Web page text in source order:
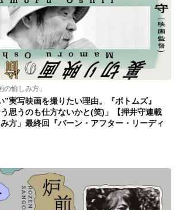
愉しみ方」
”実写映画を撮りたい理由。『ボトムズ』
思うのも仕方ないかと(笑)」【押井守連載
み方」最終回『バーン・アフター・リーディ